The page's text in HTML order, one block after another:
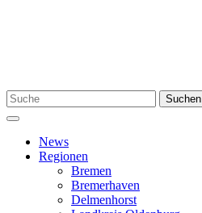
Suchen
nach:
Suchen
Menü
News
Regionen
Bremen
Bremerhaven
Delmenhorst